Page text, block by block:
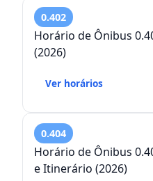
0.402
Horário de Ônibus 0.402 – Tempo Real e
(2026)
Ver horários
0.404
Horário de Ônibus
e Itinerário (2026)